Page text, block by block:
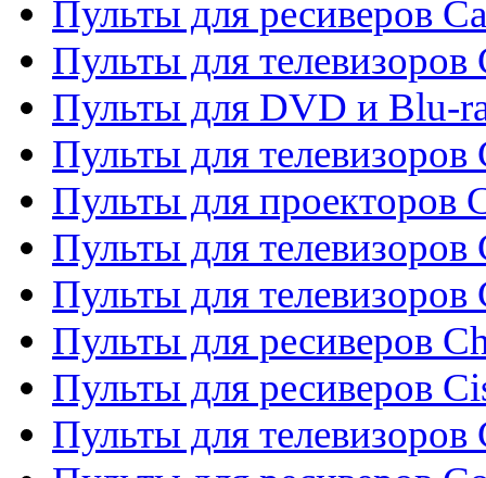
Пульты для ресиверов
Пульты для телевизоров
Пульты для DVD и Blu-
Пульты для телевизоров
Пульты для проекторов
Пульты для телевизоров
Пульты для телевизоров
Пульты для ресиверов
Пульты для ресиверов
Пульты для телевизоров